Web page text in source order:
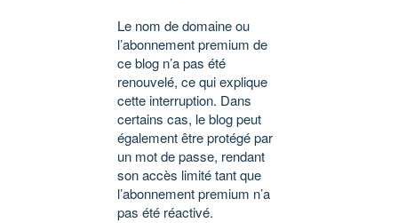
Le nom de domaine ou
l’abonnement premium de
ce blog n’a pas été
renouvelé, ce qui explique
cette interruption. Dans
certains cas, le blog peut
également être protégé par
un mot de passe, rendant
son accès limité tant que
l’abonnement premium n’a
pas été réactivé.